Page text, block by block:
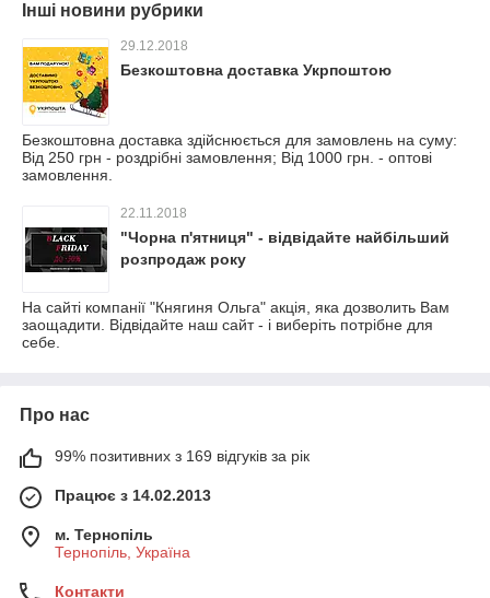
Інші новини рубрики
29.12.2018
Безкоштовна доставка Укрпоштою
Безкоштовна доставка здійснюється для замовлень на суму:
Від 250 грн - роздрібні замовлення; Від 1000 грн. - оптові
замовлення.
22.11.2018
"Чорна п'ятниця" - відвідайте найбільший
розпродаж року
На сайті компанії "Княгиня Ольга" акція, яка дозволить Вам
заощадити. Відвідайте наш сайт - і виберіть потрібне для
себе.
Про нас
99% позитивних з 169 відгуків за рік
Працює з 14.02.2013
м. Тернопіль
Тернопіль, Україна
Контакти